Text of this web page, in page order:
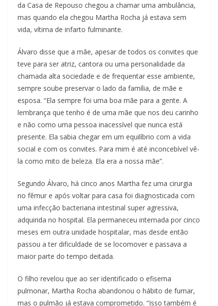
q
u
.
da Casa de Repouso chegou a chamar uma ambulância,
mas quando ela chegou Martha Rocha já estava sem
vida, vítima de infarto fulminante.
Álvaro disse que a mãe, apesar de todos os convites que
teve para ser atriz, cantora ou uma personalidade da
chamada alta sociedade e de frequentar esse ambiente,
sempre soube preservar o lado da família, de mãe e
esposa. “Ela sempre foi uma boa mãe para a gente. A
lembrança que tenho é de uma mãe que nos deu carinho
e não como uma pessoa inacessível que nunca está
presente. Ela sabia chegar em um equilíbrio com a vida
social e com os convites. Para mim é até inconcebível vê-
la como mito de beleza. Ela era a nossa mãe”.
Segundo Álvaro, há cinco anos Martha fez uma cirurgia
no fêmur e após voltar para casa foi diagnosticada com
uma infecção bacteriana intestinal super agressiva,
adquirida no hospital. Ela permaneceu internada por cinco
meses em outra unidade hospitalar, mas desde então
passou a ter dificuldade de se locomover e passava a
maior parte do tempo deitada.
O filho revelou que ao ser identificado o efisema
pulmonar, Martha Rocha abandonou o hábito de fumar,
mas o pulmão já estava comprometido. “Isso também é